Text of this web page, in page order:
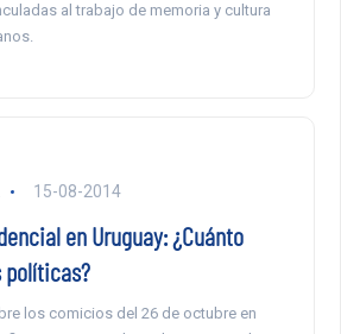
al trabajo de memoria y cultura
15-08-2014
en Uruguay: ¿Cuánto
políticas?
los comicios del 26 de octubre en